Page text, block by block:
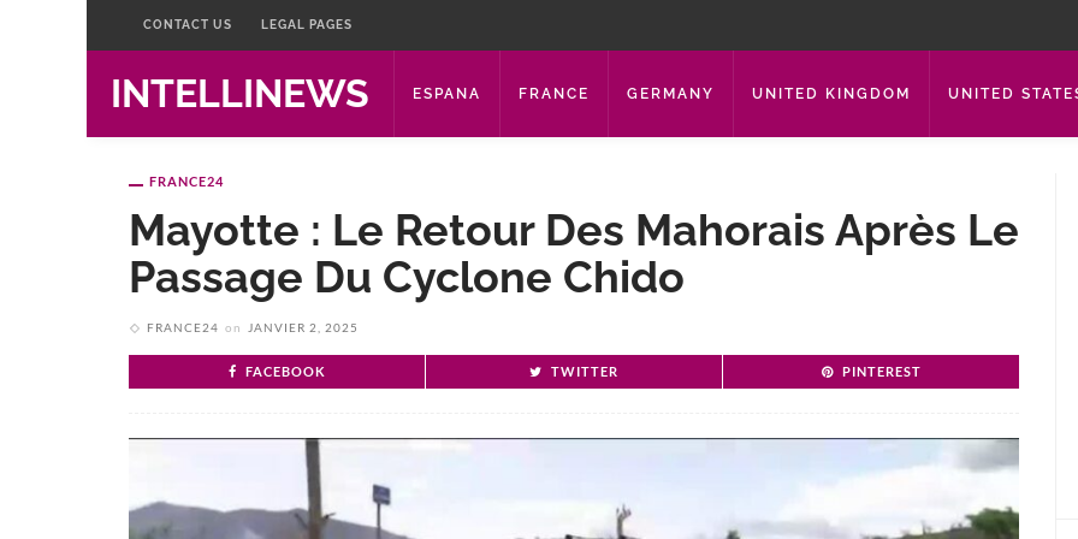
CONTACT US LEGAL PAGES
INTELLINEWS ESPANA FRANCE GERMANY UNITED KINGDOM UNITED
FRANCE24
Mayotte : Le Retour Des Mahorais Après Le
Passage Du Cyclone Chido
FRANCE24 on JANVIER 2, 2025
FACEBOOK TWITTER PINTEREST